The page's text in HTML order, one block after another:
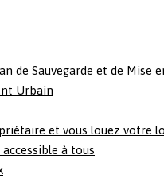
de Sauvegarde et de Mise
Urbain
et vous louez votre
à tous